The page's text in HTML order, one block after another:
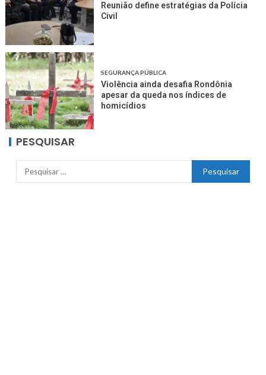
Reunião define estratégias da Polícia
Civil
SEGURANÇA PÚBLICA
Violência ainda desafia Rondônia
apesar da queda nos índices de
homicídios
PESQUISAR